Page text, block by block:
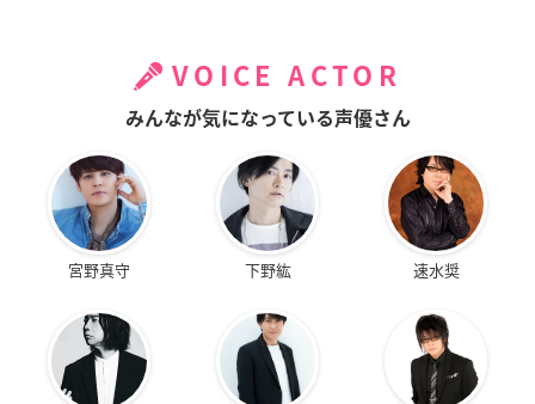
VOICE ACTOR
みんなが気になっている声優さん
宮野真守 下野紘 速水奨